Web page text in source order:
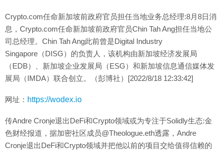
Crypto.com任命新加坡前政府官员担任当地业务总经理:8月8日消
息，Crypto.com任命新加坡前政府官员Chin Tah Ang担任当地公
司总经理。Chin Tah Ang此前曾是Digital Industry
Singapore（DISG）的负责人，该机构由新加坡经济发展局
（EDB）、新加坡企业发展局（ESG）和新加坡信息通信媒体发
展局（IMDA）联合创立。（彭博社）[2022/8/18 12:33:42]
网址： https://wodex.io
传Andre Cronje退出DeFi和Crypto领域或为专注于Solidly生态:金
色财经报道，据加密社区成员@Theologue.eth透露，Andre
Cronje退出DeFi和Crypto领域并把他以前的项目交给值得信赖的